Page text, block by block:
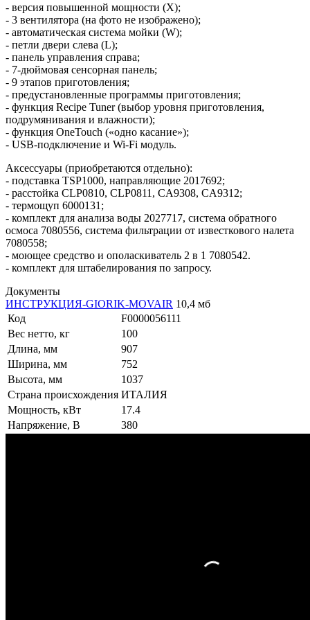
- версия повышенной мощности (X);
- 3 вентилятора (на фото не изображено);
- автоматическая система мойки (W);
- петли двери слева (L);
- панель управления справа;
- 7-дюймовая сенсорная панель;
- 9 этапов приготовления;
- предустановленные программы приготовления;
- функция Recipe Tuner (выбор уровня приготовления,
подрумянивания и влажности);
- функция OneTouch («одно касание»);
- USB-подключение и Wi-Fi модуль.
Аксессуары (приобретаются отдельно):
- подставка TSP1000, направляющие 2017692;
- расстойка CLP0810, CLP0811, CA9308, CA9312;
- термощуп 6000131;
- комплект для анализа воды 2027717, система обратного
осмоса 7080556, система фильтрации от известкового налета
7080558;
- моющее средство и ополаскиватель 2 в 1 7080542.
- комплект для штабелирования по запросу.
Документы
ИНСТРУКЦИЯ-GIORIK-MOVAIR 10,4 мб
Код
F0000056111
Вес нетто, кг
100
Длина, мм
907
Ширина, мм
752
Высота, мм
1037
Страна происхождения ИТАЛИЯ
Мощность, кВт
17.4
Напряжение, В
380